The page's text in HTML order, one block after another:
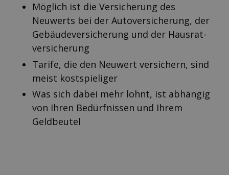
Möglich ist die Versicherung des
Neuwerts bei der Auto­versicherung, der
Gebäude­versicherung und der Hausrat­
versicherung
Tarife, die den Neuwert versichern, sind
meist kostspieliger
Was sich dabei mehr lohnt, ist abhängig
von Ihren Bedürfnissen und Ihrem
Geldbeutel